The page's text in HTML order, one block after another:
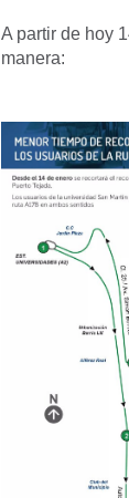
A partir de hoy
manera: